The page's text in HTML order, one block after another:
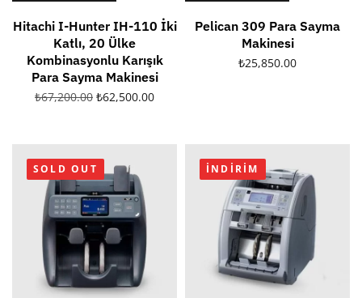
Hitachi I-Hunter IH-110 İki
Katlı, 20 Ülke
Kombinasyonlu Karışık
Para Sayma Makinesi
₺67,200.00 ₺62,500.00
Pelican 309 Para Sayma
Makinesi
₺25,850.00
SOLD OUT İNDIRIM